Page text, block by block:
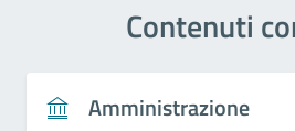
Contenuti
Amministrazione